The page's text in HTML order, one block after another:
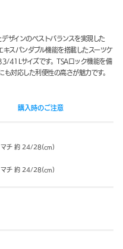
ザインのベストバランスを実現した
スパンダブル機能を搭載したスーツケ
41Lサイズです。TSAロック機能を備
対応した利便性の高さが魅力です。
購入時のご注意
チ 約 24/28(cm)
チ 約 24/28(cm)